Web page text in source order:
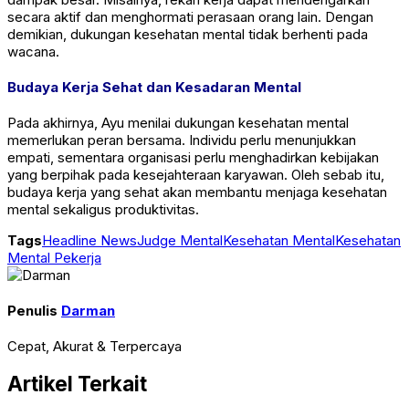
secara aktif dan menghormati perasaan orang lain. Dengan
demikian, dukungan kesehatan mental tidak berhenti pada
wacana.
Budaya Kerja Sehat dan Kesadaran Mental
Pada akhirnya, Ayu menilai dukungan kesehatan mental
memerlukan peran bersama. Individu perlu menunjukkan
empati, sementara organisasi perlu menghadirkan kebijakan
yang berpihak pada kesejahteraan karyawan. Oleh sebab itu,
budaya kerja yang sehat akan membantu menjaga kesehatan
mental sekaligus produktivitas.
TagsHeadline NewsJudge MentalKesehatan MentalKesehatan
Mental Pekerja
Penulis Darman
Cepat, Akurat & Terpercaya
Artikel Terkait